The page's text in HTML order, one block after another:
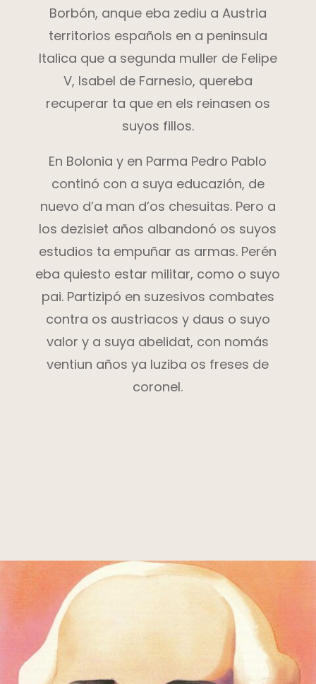
Borbón, anque eba zediu a Austria
territorios españols en a peninsula
Italica que a segunda muller de Felipe
V, Isabel de Farnesio, quereba
recuperar ta que en els reinasen os
suyos fillos.
En Bolonia y en Parma Pedro Pablo
continó con a suya educazión, de
nuevo d’a man d’os chesuitas. Pero a
los dezisiet años albandonó os suyos
estudios ta empuñar as armas. Perén
eba quiesto estar militar, como o suyo
pai. Partizipó en suzesivos combates
contra os austriacos y daus o suyo
valor y a suya abelidat, con nomás
ventiun años ya luziba os freses de
coronel.